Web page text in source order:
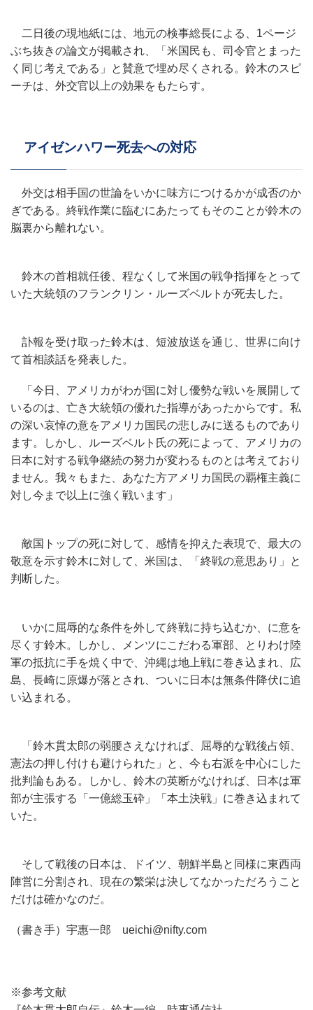
二日後の現地紙には、地元の検事総長による、1ページ
ぶち抜きの論文が掲載され、「米国民も、司令官とまった
く同じ考えである」と賛意で埋め尽くされる。鈴木のスピ
ーチは、外交官以上の効果をもたらす。
アイゼンハワー死去への対応
外交は相手国の世論をいかに味方につけるかが成否のか
ぎである。終戦作業に臨むにあたってもそのことが鈴木の
脳裏から離れない。
鈴木の首相就任後、程なくして米国の戦争指揮をとって
いた大統領のフランクリン・ルーズベルトが死去した。
訃報を受け取った鈴木は、短波放送を通じ、世界に向け
て首相談話を発表した。
「今日、アメリカがわが国に対し優勢な戦いを展開して
いるのは、亡き大統領の優れた指導があったからです。私
の深い哀悼の意をアメリカ国民の悲しみに送るものであり
ます。しかし、ルーズベルト氏の死によって、アメリカの
日本に対する戦争継続の努力が変わるものとは考えており
ません。我々もまた、あなた方アメリカ国民の覇権主義に
対し今まで以上に強く戦います」
敵国トップの死に対して、感情を抑えた表現で、最大の
敬意を示す鈴木に対して、米国は、「終戦の意思あり」と
判断した。
いかに屈辱的な条件を外して終戦に持ち込むか、に意を
尽くす鈴木。しかし、メンツにこだわる軍部、とりわけ陸
軍の抵抗に手を焼く中で、沖縄は地上戦に巻き込まれ、広
島、長崎に原爆が落とされ、ついに日本は無条件降伏に追
い込まれる。
「鈴木貫太郎の弱腰さえなければ、屈辱的な戦後占領、
憲法の押し付けも避けられた」と、今も右派を中心にした
批判論もある。しかし、鈴木の英断がなければ、日本は軍
部が主張する「一億総玉砕」「本土決戦」に巻き込まれて
いた。
そして戦後の日本は、ドイツ、朝鮮半島と同様に東西両
陣営に分割され、現在の繁栄は決してなかっただろうこと
だけは確かなのだ。
（書き手）宇惠一郎 ueichi@nifty.com
※参考文献